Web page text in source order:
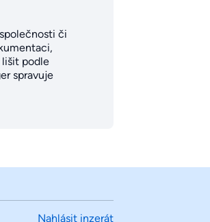
či
lišit podle
spravuje
Nahlásit inzerát